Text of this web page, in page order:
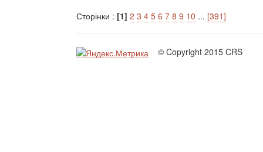
Сторінки : [1] 2 3 4 5 6 7 8 9 10 ... [391]
© Copyright 2015 CRS